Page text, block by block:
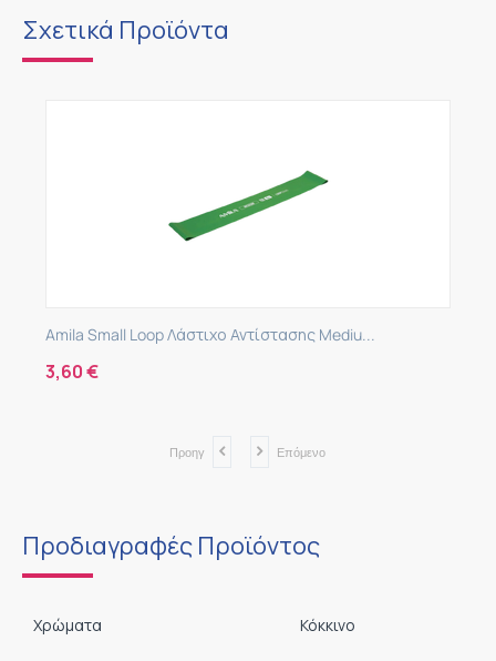
Σχετικά Προϊόντα
Amila Small Loop Λάστιχο Αντίστασης Mediu...
3,60€
Προηγ Επόμενο
Προδιαγραφές Προϊόντος
Χρώματα Κόκκινο